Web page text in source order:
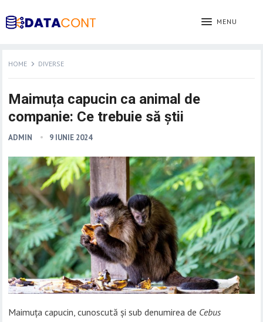
MENU
HOME DIVERSE
Maimuța capucin ca animal de
companie: Ce trebuie să știi
ADMIN 9 IUNIE 2024
Maimuța capucin, cunoscută și sub denumirea de Cebus